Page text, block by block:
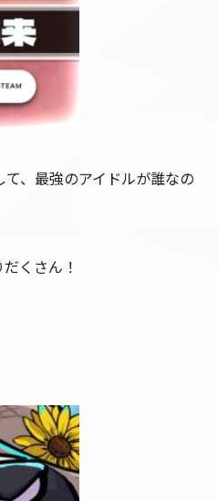
、最強のアイドルが誰なの
くさん！